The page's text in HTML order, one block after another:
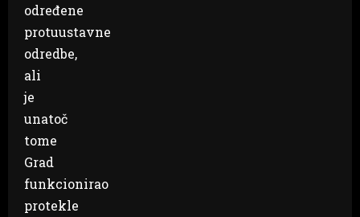
određene
protuustavne
odredbe,
ali
je
unatoč
tome
Grad
funkcionirao
protekle